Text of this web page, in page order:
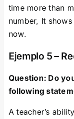
time more than
number, It
now.
Ejemplo 5 –
Question: Do
following
A teacher’s